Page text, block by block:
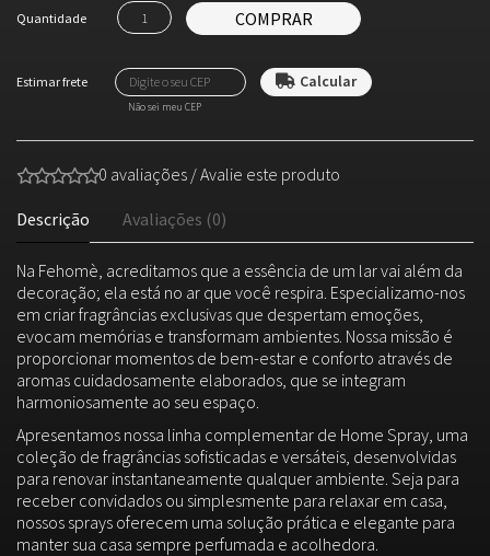
Quantidade COMPRAR
Não sei meu CEP
0 avaliações /Avalie este produto
Descrição Avaliações (0)
Na Fehomè, acreditamos que a essência de um lar vai além da
decoração; ela está no ar que você respira. Especializamo-nos
em criar fragrâncias exclusivas que despertam emoções,
evocam memórias e transformam ambientes. Nossa missão é
proporcionar momentos de bem-estar e conforto através de
aromas cuidadosamente elaborados, que se integram
harmoniosamente ao seu espaço.
Apresentamos nossa linha complementar de Home Spray, uma
coleção de fragrâncias sofisticadas e versáteis, desenvolvidas
para renovar instantaneamente qualquer ambiente. Seja para
receber convidados ou simplesmente para relaxar em casa,
nossos sprays oferecem uma solução prática e elegante para
manter sua casa sempre perfumada e acolhedora.